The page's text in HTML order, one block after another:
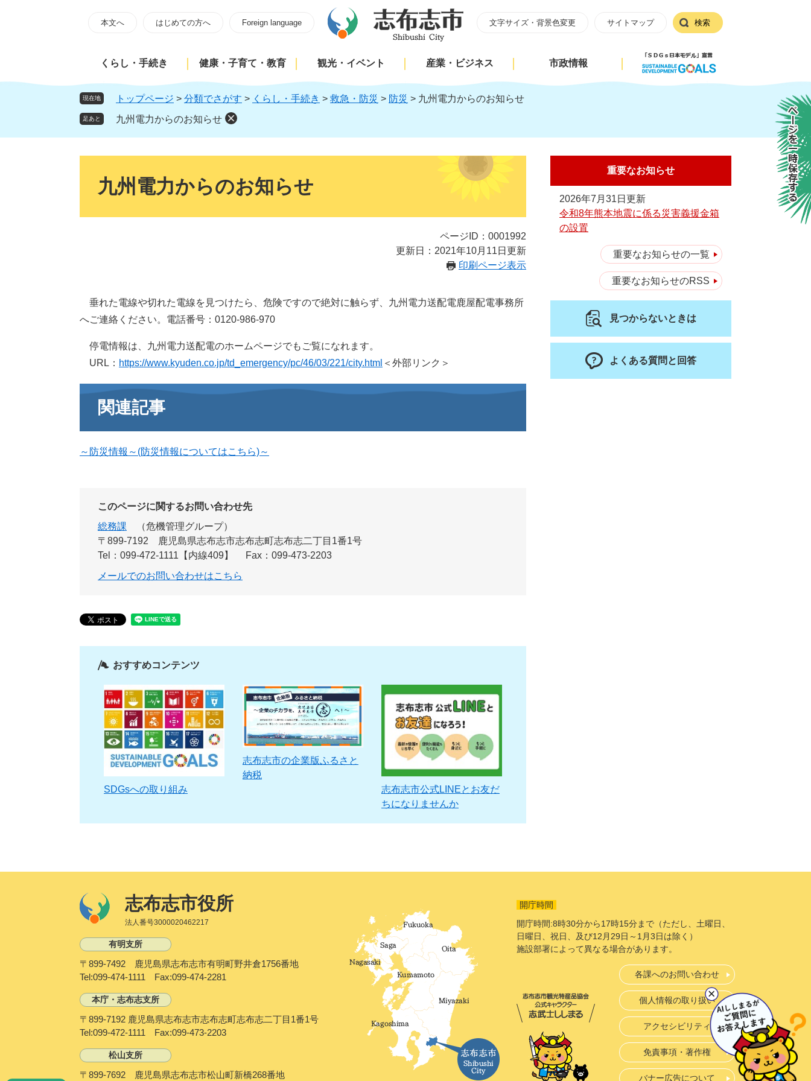
頭
飛
本
本文へ はじめての方へ Foreign language 文字サイズ・背景色変更 サイトマップ 検索
くらし・手続き 健康・子育て・教育 観光・イベント 産業・ビジネス 市政情報
現在地 トップページ > 分類でさがす > くらし・手続き > 救急・防災 > 防災 > 九州電力からのお知らせ
足あと 九州電力からのお知らせ
九州電力からのお知らせ
ページID：0001992
更新日：2021年10月11日更新
印刷ページ表示
垂れた電線や切れた電線を見つけたら、危険ですので絶対に触らず、九州電力送配電鹿屋配電事務所
へご連絡ください。電話番号：0120-986-970
停電情報は、九州電力送配電のホームページでもご覧になれます。
URL： https://www.kyuden.co.jp/td_emergency/pc/46/03/221/city.html ＜外部リンク＞
関連記事
～防災情報～(防災情報についてはこちら)～
このページに関するお問い合わせ先
総務課
危機管理グループ
〒899-7192
鹿児島県志布志市志布志町志布志二丁目1番1号
Tel：099-472-1111【内線409】
Fax：099-473-2203
メールでのお問い合わせはこちら
おすすめコンテンツ
SDGsへの取り組み
志布志市の企業版ふるさと
納税
志布志市公式LINEとお友だ
ちになりませんか
重要なお知らせ
2026年7月31日更新
令和8年熊本地震に係る災害義援金箱
の設置
重要なお知らせの一覧
重要なお知らせのRSS
見つからないときは
よくある質問と回答
志布志市役所
法人番号3000020462217
有明支所
〒899-7492 鹿児島県志布志市有明町野井倉1756番地
Tel:099-474-1111 Fax:099-474-2281
本庁・志布志支所
〒899-7192 鹿児島県志布志市志布志町志布志二丁目1番1号
Tel:099-472-1111 Fax:099-473-2203
松山支所
〒899-7692 鹿児島県志布志市松山町新橋268番地
開庁時間
開庁時間:8時30分から17時15分まで（ただし、土曜日、
日曜日、祝日、及び12月29日～1月3日は除く）
施設部署によって異なる場合があります。
各課へのお問い合わせ
個人情報の取り扱い
アクセシビリティ
免責事項・著作権
バナー広告について
ページを一時保存する